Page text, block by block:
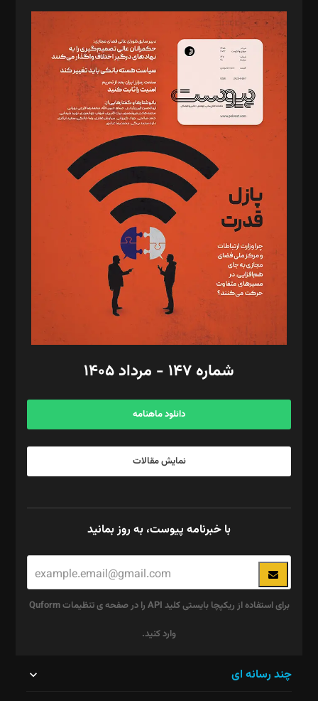
مدیر مسئول: محمدباقر اثنی‌عشری
سردبیر: مهرک محمودی
دبیر تحریریه: میثم قاسمی
د‌بیر ناداستان: سمانه سمیع
د‌بیر خدمت و تجارت: ابوالفضل رجبی
د‌بیر حقوق فناوری: حسام‌الدین ایپکچی
د‌بیر پیوست جهان: مینا پاکدل
د‌بیر تحریریه آنلاین: بابک نقاش
تحریریه‌: مجتبی محمود‌ی، آرش برهمند، یسنا امان‌پور، سروش کرمیان،
مصطفی مسجدی آرانی، ابوالفضل رجبی، زهرا فکرانه، فائزه فتحی
رستمی،مصطفی باستان
ویرایش: نگار استاد‌‌آقا
طراح یونیفرم: مجید توکلی
فیلمبرداری و عکاسی: امیر شفیعی، مانی لطفی زاده
گرافیک و صفحه‌آرایی: سید‌سبحان‌علی ثابت
مد‌یر توسعه تجاری: کامبیز برید‌
امور مالی: شاپور رهبری، محمد‌ کاظمی‌نیا
آگهی و مشترکین: ۰۹۱۹۹۹۹۰۴۵۴
شماره ۱۴۷ - مرداد ۱۴۰۵
دانلود ماهنامه
نمایش مقالات
با خبرنامه پیوست، به روز بمانید
برای استفاده از ریکپچا بایستی کلید API را در صفحه ی تنظیمات Quform
وارد کنید.
چند رسانه ای